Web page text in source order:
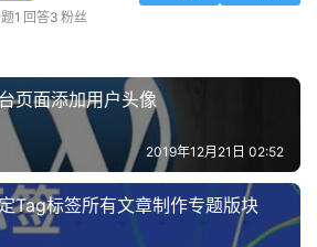
1 回答3 粉丝
页面添加用户头像
2019年12月21日 02:52
Tag标签所有文章制作专题版块